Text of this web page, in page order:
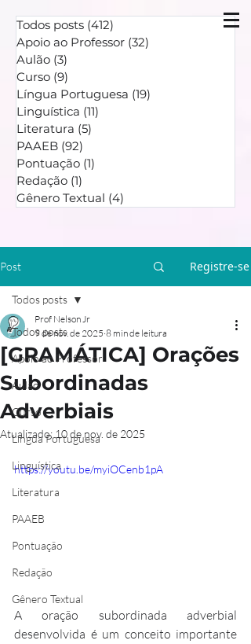
Todos posts (412)
Apoio ao Professor (32)
Aulão (3)
Curso (9)
Língua Portuguesa (19)
Linguística (11)
Literatura (5)
PAAEB (92)
Pontuação (1)
Redação (1)
Gênero Textual (4)
Post Registre-se
Todos posts
Apoio ao Professor
Aulão
Curso
Língua Portuguesa
Linguística
Literatura
PAAEB
Pontuação
Redação
Gênero Textual
Todos posts
[GRAMÁTICA] Orações
Subordinadas
Adverbiais
Prof Nelson Jr
9 de nov. de 2025 8 min de leitura
Atualizado: 10 de nov. de 2025
https://youtu.be/myiOCenb1pA
A oração subordinada adverbial
desenvolvida é um conceito importante